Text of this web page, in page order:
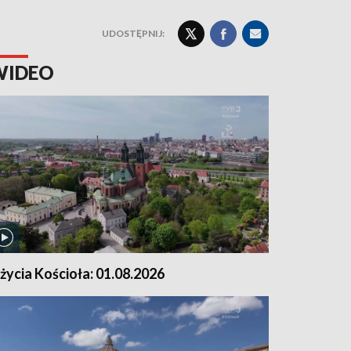
UDOSTĘPNIJ:
Kościoła: 01.08.2026